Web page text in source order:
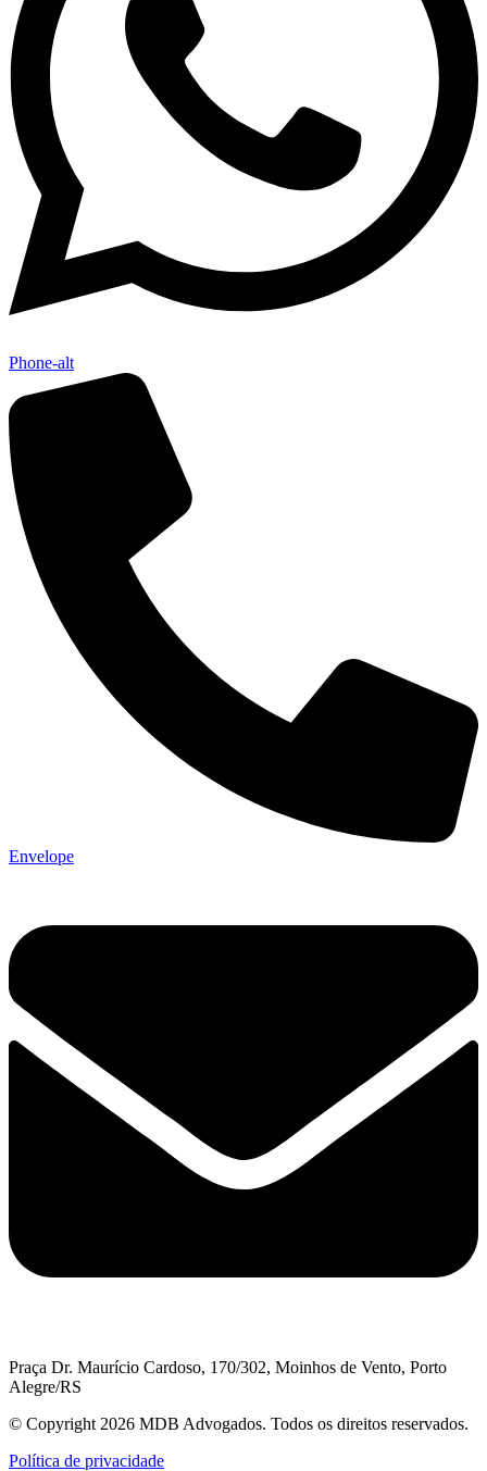
Phone-alt
Envelope
Praça Dr. Maurício Cardoso, 170/302, Moinhos de Vento, Porto
Alegre/RS
© Copyright 2026 MDB Advogados. Todos os direitos reservados.
Política de privacidade